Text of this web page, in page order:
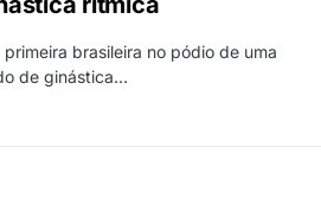
única de 15%